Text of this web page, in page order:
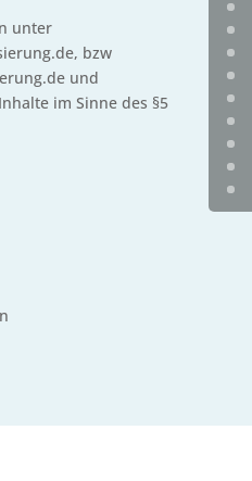
unter
bzw
und
im Sinne des §5